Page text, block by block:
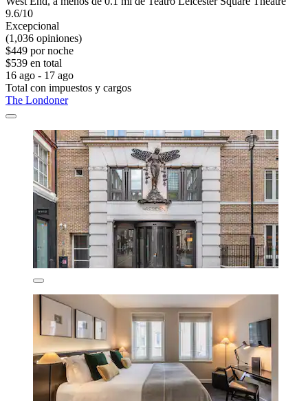
9.6/10
Excepcional
(1,036 opiniones)
$449 por noche
$539 en total
16 ago - 17 ago
Total con impuestos y cargos
The Londoner